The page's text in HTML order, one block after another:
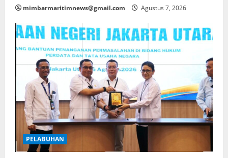
mimbarmaritimnews@gmail.com Agustus 7, 2026
PELABUHAN